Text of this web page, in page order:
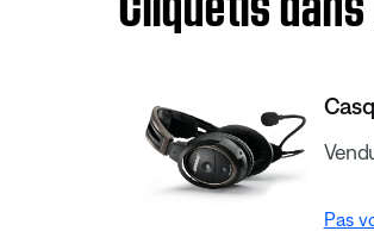
Pas